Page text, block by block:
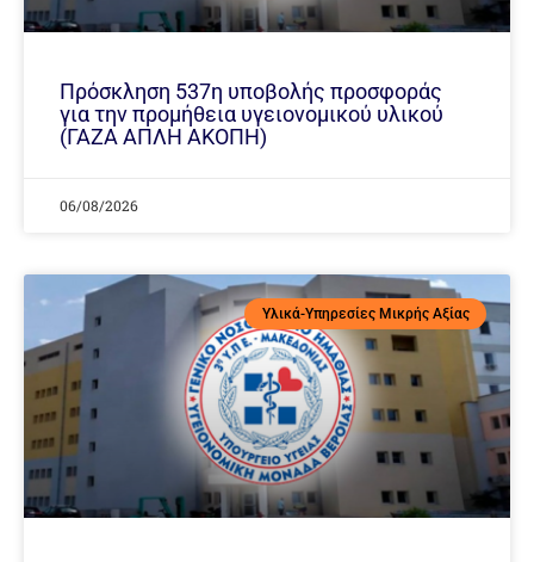
Πρόσκληση 537η υποβολής προσφοράς
για την προμήθεια υγειονομικού υλικού
(ΓΑΖΑ ΑΠΛΗ ΑΚΟΠΗ)
06/08/2026
Υλικά-Υπηρεσίες Μικρής Αξίας